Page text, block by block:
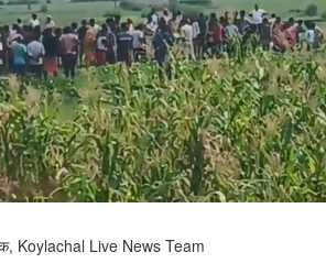
Koylachal Live News Team